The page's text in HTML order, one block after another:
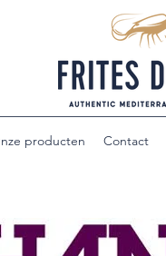
producten Contact